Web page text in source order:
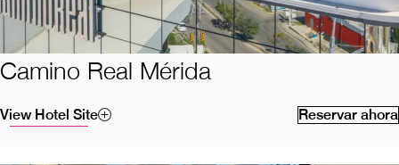
Camino Real Mérida
Reservar ahora
View Hotel Site